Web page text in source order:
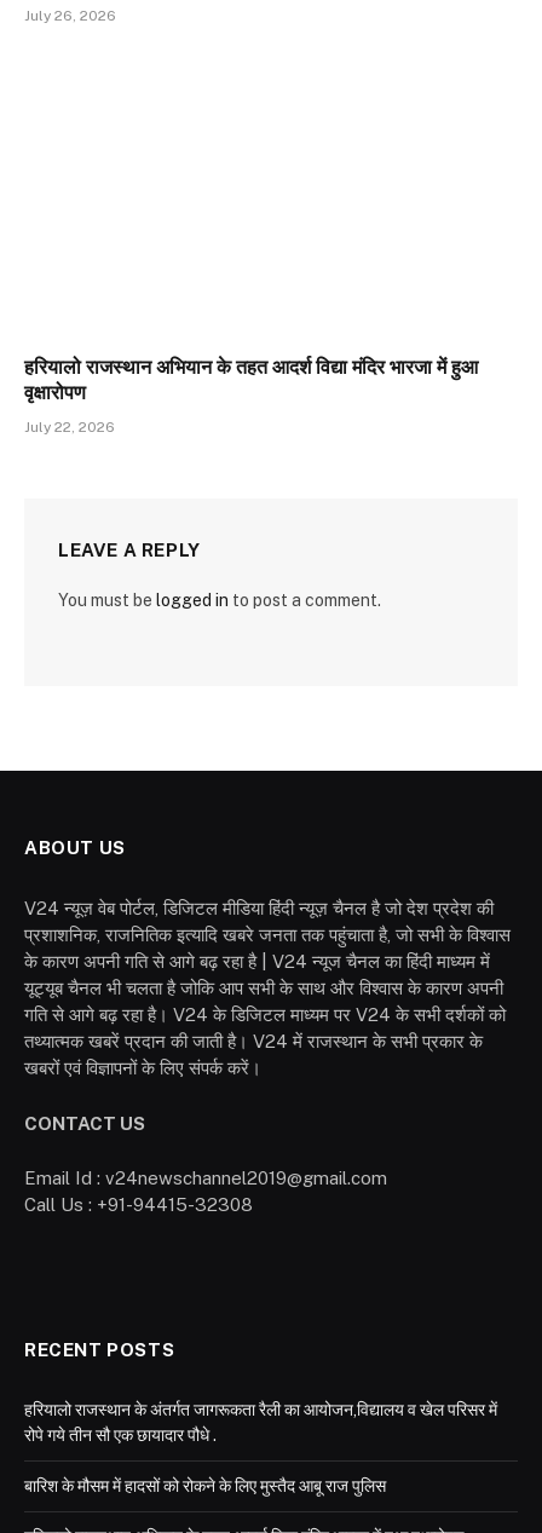
July 26, 2026
हरियालो राजस्थान अभियान के तहत आदर्श विद्या मंदिर भारजा में हुआ
वृक्षारोपण
July 22, 2026
LEAVE A REPLY
You must be logged in to post a comment.
ABOUT US
V24 न्यूज़ वेब पोर्टल, डिजिटल मीडिया हिंदी न्यूज़ चैनल है जो देश प्रदेश की
प्रशाशनिक, राजनितिक इत्यादि खबरे जनता तक पहुंचाता है, जो सभी के विश्वास
के कारण अपनी गति से आगे बढ़ रहा है | V24 न्यूज चैनल का हिंदी माध्यम में
यूट्यूब चैनल भी चलता है जोकि आप सभी के साथ और विश्वास के कारण अपनी
गति से आगे बढ़ रहा है। V24 के डिजिटल माध्यम पर V24 के सभी दर्शकों को
तथ्यात्मक खबरें प्रदान की जाती है। V24 में राजस्थान के सभी प्रकार के
खबरों एवं विज्ञापनों के लिए संपर्क करें।
CONTACT US
Email Id : v24newschannel2019@gmail.com
Call Us : +91-94415-32308
RECENT POSTS
हरियालो राजस्थान के अंतर्गत जागरूकता रैली का आयोजन,विद्यालय व खेल परिसर में
रोपे गये तीन सौ एक छायादार पौधे .
बारिश के मौसम में हादसों को रोकने के लिए मुस्तैद आबू राज पुलिस